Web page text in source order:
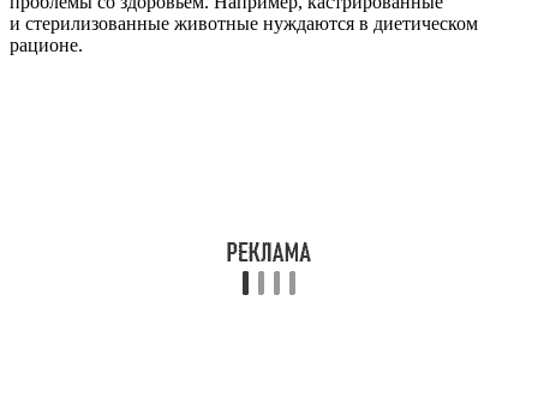
и стерилизованные животные нуждаются в диетическом
рационе.